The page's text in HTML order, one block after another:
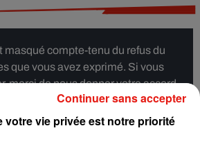
masqué compte-tenu du refus du
que vous avez exprimé. Si vous
merci de nous donner votre accord
sur le bouton ci-dessous.
votre vie privée est notre priorité
Continuer sans accepter